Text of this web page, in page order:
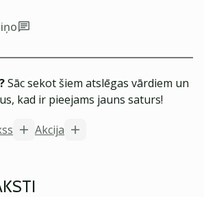
Sāc sekot šiem atslēgas vārdiem un
kad ir pieejams jauns saturs!
Akcija